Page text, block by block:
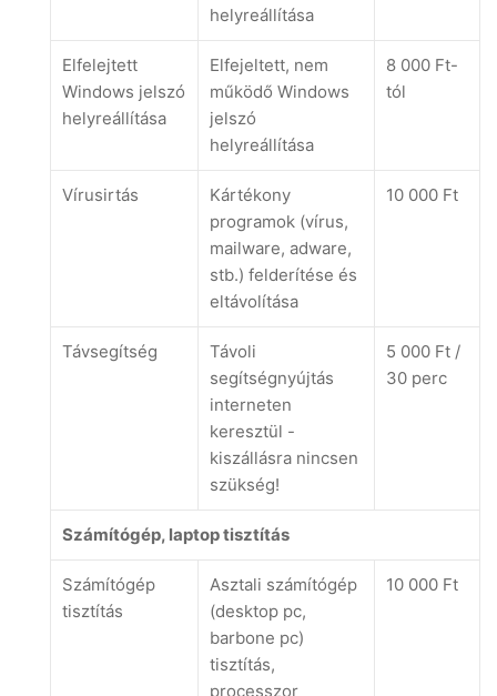
helyreállítása
Elfelejtett
Windows jelszó
helyreállítása
Elfejeltett, nem
működő Windows
jelszó
helyreállítása
8 000 Ft-
tól
Vírusirtás
Kártékony
programok (vírus,
mailware, adware,
stb.) felderítése és
eltávolítása
10 000 Ft
Távsegítség
Távoli
segítségnyújtás
interneten
keresztül -
kiszállásra nincsen
szükség!
5 000 Ft /
30 perc
Számítógép, laptop tisztítás
Számítógép
tisztítás
Asztali számítógép
(desktop pc,
barbone pc)
tisztítás,
processzor
10 000 Ft